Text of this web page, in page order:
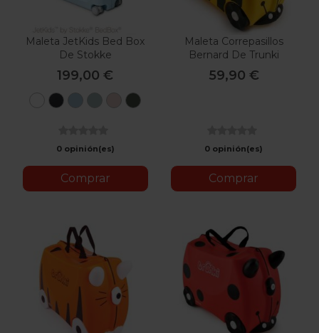
Maleta JetKids Bed Box
De Stokke
199,00 €
Blanco
Verde
Rosa
0 opinión(es)
Comprar
Maleta Correpasillos
Bernard De Trunki
59,90 €
0 opinión(es)
Comprar